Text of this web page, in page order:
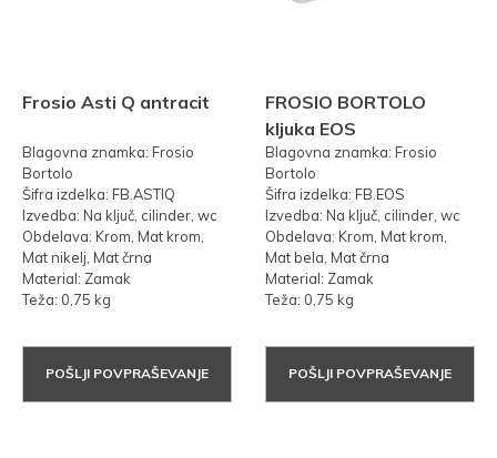
Frosio Asti Q antracit
Blagovna znamka: Frosio
Bortolo
Šifra izdelka: FB.ASTIQ
Izvedba: Na ključ, cilinder, wc
Obdelava: Krom, Mat krom,
Mat nikelj, Mat črna
Material: Zamak
Teža: 0,75 kg
POŠLJI POVPRAŠEVANJE
FROSIO BORTOLO
kljuka EOS
Blagovna znamka: Frosio
Bortolo
Šifra izdelka: FB.EOS
Izvedba: Na ključ, cilinder, wc
Obdelava: Krom, Mat krom,
Mat bela, Mat črna
Material: Zamak
Teža: 0,75 kg
POŠLJI POVPRAŠEVANJE